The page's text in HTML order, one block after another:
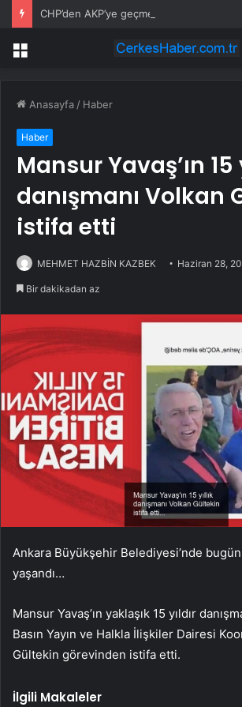
Menü
Anasayfa / Haber
Haber
Mansur Yavaş’ın 15
danışmanı Volkan
istifa etti
MEHMET HAZBİN KAZBEK Haziran 28,
Bir dakikadan az
Ankara Büyükşehir Belediyesi’nde
yaşandı…
Mansur Yavaş’ın yaklaşık 15 yıldır
Basın Yayın ve Halkla İlişkiler Dairesi
Gültekin görevinden istifa etti.
İlgili Makaleler